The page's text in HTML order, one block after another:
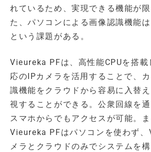
れているため、実現できる機能が
た、パソコンによる画像認識機能
という課題がある。
Vieureka PFは、高性能CPUを搭
応のIPカメラを活用することで、
識機能をクラウドから容易に入替
視することができる。公衆回線を
スマホからでもアクセスが可能。
Vieureka PFはパソコンを使わず
メラとクラウドのみでシステムを